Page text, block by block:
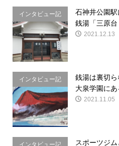
インタビュー記
事
石神井公園
銭湯「三原
2021.12.13
インタビュー記
事
銭湯は裏切
大泉学園にあ
2021.11.05
インタビュー記 スポーツジ